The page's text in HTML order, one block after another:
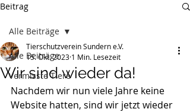
Beitrag
Alle Beiträge
Vermisste Tiere
Alle Beiträge
Wir sind wieder da!
Tierschutzverein Sundern e.V.
15. Okt. 2023 1 Min. Lesezeit
Nachdem wir nun viele Jahre keine
Website hatten, sind wir jetzt wieder